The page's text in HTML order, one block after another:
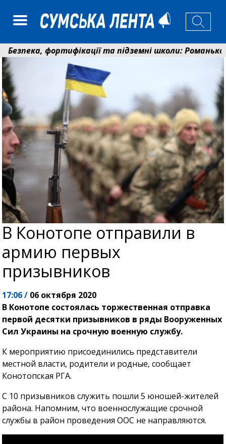
фортифікації та підземні школи: Романько
19 400 гривень на паливо: Пенсійний фонд Сумщини
В Конотопе отправили в
армию первых
призывников
17:06 / 06 октября 2020
В Конотопе состоялась торжественная отправка
первой десятки призывников в ряды Вооруженных
Сил Украины на срочную военную службу.
К мероприятию присоединились представители
местной власти, родители и родные, сообщает
Конотопская РГА.
С 10 призывников служить пошли 5 юношей-жителей
района. Напомним, что военнослужащие срочной
службы в район проведения ООС не направляются.